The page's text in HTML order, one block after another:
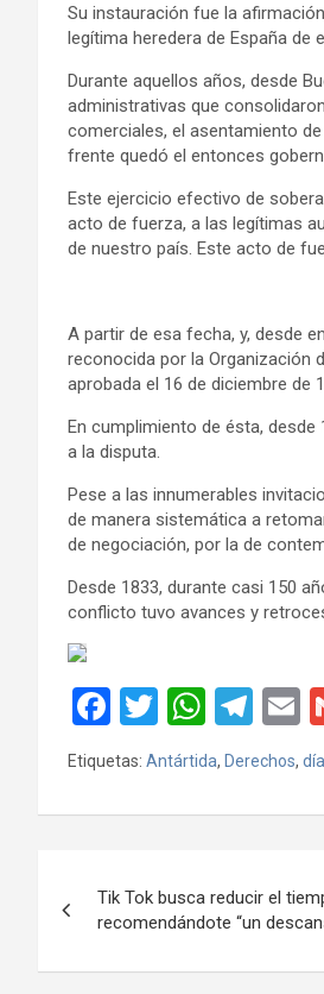
Su instauración fue la
legítima heredera de España de
Durante aquellos años, desde
administrativas que
comerciales, el asentamiento
frente quedó el entonces
Este ejercicio efectivo de
acto de fuerza, a las legítimas
de nuestro país. Este acto de
A partir de esa fecha, y, desde
reconocida por la Organización
aprobada el 16 de diciembre de
En cumplimiento de ésta,
a la disputa.
Pese a las innumerables
de manera sistemática a
de negociación, por la de
Desde 1833, durante casi 150
conflicto tuvo avances y
F
a
ce
b
o
k
T
wi
tt
er
W
h
at
s
p
p
T
el
e
gr
m
E
m
Etiquetas: Antártida, Derechos,
de
entradas
Tik Tok busca reducir el
recomendándote “un